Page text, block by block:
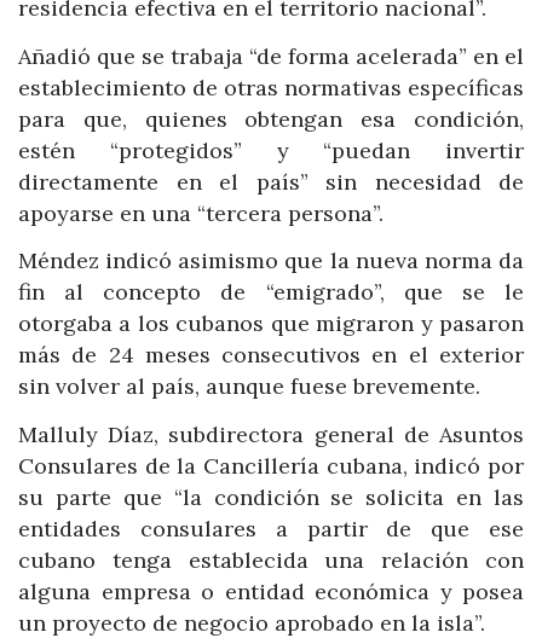
residencia efectiva en el territorio nacional”.
Añadió que se trabaja “de forma acelerada” en el
establecimiento de otras normativas específicas
para que, quienes obtengan esa condición,
estén “protegidos” y “puedan invertir
directamente en el país” sin necesidad de
apoyarse en una “tercera persona”.
Méndez indicó asimismo que la nueva norma da
fin al concepto de “emigrado”, que se le
otorgaba a los cubanos que migraron y pasaron
más de 24 meses consecutivos en el exterior
sin volver al país, aunque fuese brevemente.
Malluly Díaz, subdirectora general de Asuntos
Consulares de la Cancillería cubana, indicó por
su parte que “la condición se solicita en las
entidades consulares a partir de que ese
cubano tenga establecida una relación con
alguna empresa o entidad económica y posea
un proyecto de negocio aprobado en la isla”.